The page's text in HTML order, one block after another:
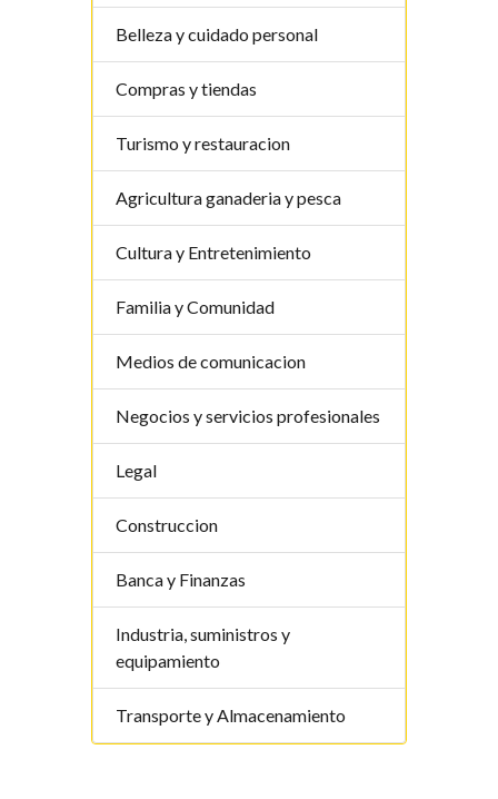
Belleza y cuidado personal
Compras y tiendas
Turismo y restauracion
Agricultura ganaderia y pesca
Cultura y Entretenimiento
Familia y Comunidad
Medios de comunicacion
Negocios y servicios profesionales
Legal
Construccion
Banca y Finanzas
Industria, suministros y
equipamiento
Transporte y Almacenamiento